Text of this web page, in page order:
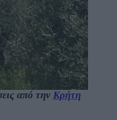
από την Κρήτη